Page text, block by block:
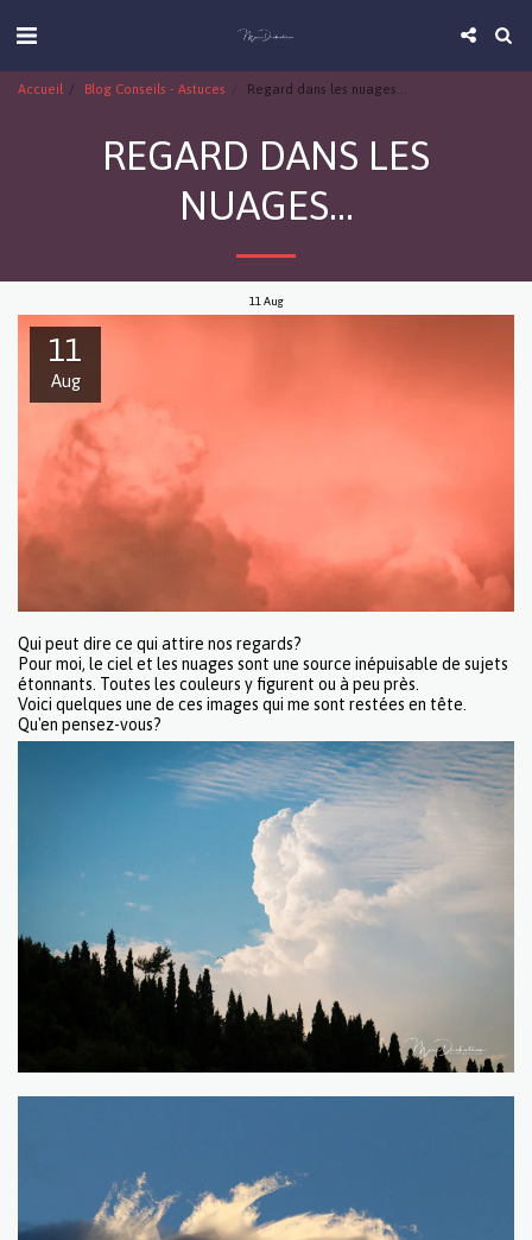
Accueil Blog Conseils - Astuces Regard dans les nuages...
REGARD DANS LES
NUAGES...
11 Aug
11
Aug
Qui peut dire ce qui attire nos regards?
Pour moi, le ciel et les nuages sont une source inépuisable de sujets
étonnants. Toutes les couleurs y figurent ou à peu près.
Voici quelques une de ces images qui me sont restées en tête.
Qu'en pensez-vous?